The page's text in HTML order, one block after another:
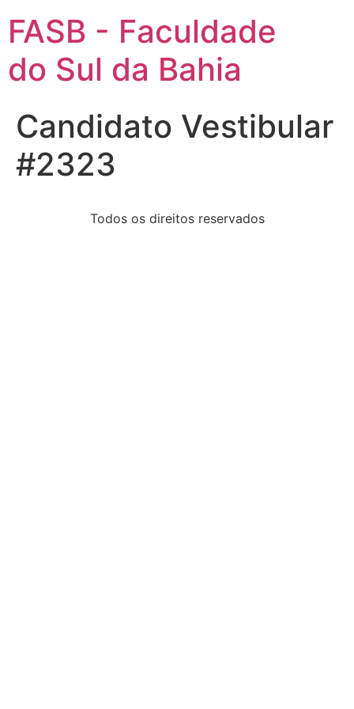
FASB - Faculdade
do Sul da Bahia
Candidato Vestibular
#2323
Todos os direitos reservados